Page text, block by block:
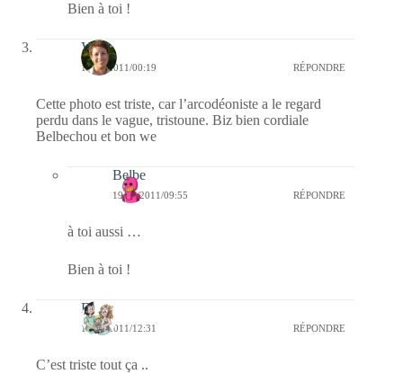
Bien à toi !
Véb
19/02/2011/00:19 RÉPONDRE
Cette photo est triste, car l’arcodéoniste a le regard
perdu dans le vague, tristoune. Biz bien cordiale
Belbechou et bon we
Belbe
19/02/2011/09:55 RÉPONDRE
à toi aussi …
Bien à toi !
Floria
18/02/2011/12:31 RÉPONDRE
C’est triste tout ça ..